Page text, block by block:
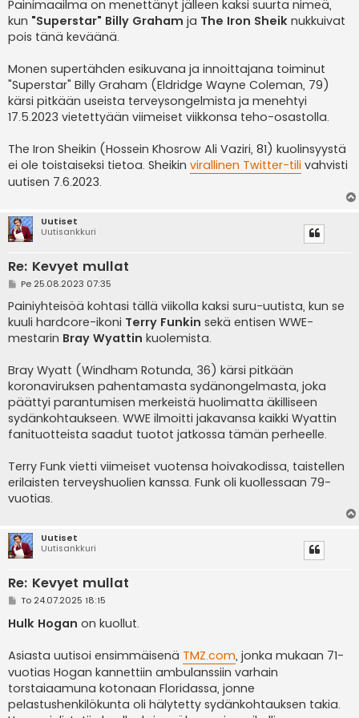
s
t
i
Painimaailma on menettänyt jälleen kaksi suurta nimeä,
kun "Superstar" Billy Graham ja The Iron Sheik nukkuivat
pois tänä keväänä.
Monen supertähden esikuvana ja innoittajana toiminut
"Superstar" Billy Graham (Eldridge Wayne Coleman, 79)
kärsi pitkään useista terveysongelmista ja menehtyi
17.5.2023 vietettyään viimeiset viikkonsa teho-osastolla.
The Iron Sheikin (Hossein Khosrow Ali Vaziri, 81) kuolinsyystä
ei ole toistaiseksi tietoa. Sheikin virallinen Twitter-tili vahvisti
uutisen 7.6.2023.
Uutiset
Uutisankkuri
Re: Kevyet mullat
V
e
s
t
i
Pe 25.08.2023 07:35
Painiyhteisöä kohtasi tällä viikolla kaksi suru-uutista, kun se
kuuli hardcore-ikoni Terry Funkin sekä entisen WWE-
mestarin Bray Wyattin kuolemista.
Bray Wyatt (Windham Rotunda, 36) kärsi pitkään
koronaviruksen pahentamasta sydänongelmasta, joka
päättyi parantumisen merkeistä huolimatta äkilliseen
sydänkohtaukseen. WWE ilmoitti jakavansa kaikki Wyattin
fanituotteista saadut tuotot jatkossa tämän perheelle.
Terry Funk vietti viimeiset vuotensa hoivakodissa, taistellen
erilaisten terveyshuolien kanssa. Funk oli kuollessaan 79-
vuotias.
Uutiset
Uutisankkuri
Re: Kevyet mullat
V
e
s
i
To 24.07.2025 18:15
Hulk Hogan on kuollut.
Asiasta uutisoi ensimmäisenä TMZ.com, jonka mukaan 71-
vuotias Hogan kannettiin ambulanssiin varhain
torstaiaamuna kotonaan Floridassa, jonne
pelastushenkilökunta oli hälytetty sydänkohtauksen takia.